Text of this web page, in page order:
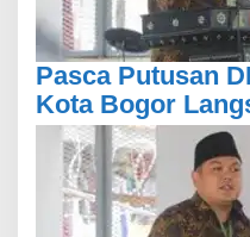
Pasca Putusan
Kota Bogor